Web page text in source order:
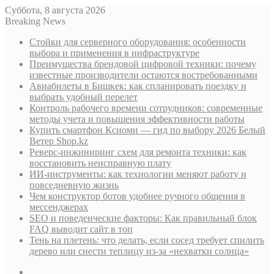
Суббота, 8 августа 2026
Breaking News
Стойки для серверного оборудования: особенности
выбора и применения в инфраструктуре
Преимущества брендовой цифровой техники: почему
известные производители остаются востребованными
Авиабилеты в Бишкек: как спланировать поездку и
выбрать удобный перелет
Контроль рабочего времени сотрудников: современные
методы учета и повышения эффективности работы
Купить смартфон Ксиоми — гид по выбору 2026 Белый
Ветер Shop.kz
Реверс-инжиниринг схем для ремонта техники: как
восстановить неисправную плату
ИИ-инструменты: как технологии меняют работу и
повседневную жизнь
Чем конструктор ботов удобнее ручного общения в
мессенджерах
SEO и поведенческие факторы: Как правильный блок
FAQ выводит сайт в топ
Тень на плетень: что делать, если сосед требует спилить
дерево или снести теплицу из-за «нехватки солнца»